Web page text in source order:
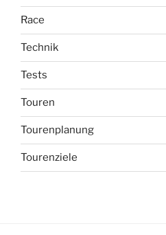
Race
Technik
Tests
Touren
Tourenplanung
Tourenziele